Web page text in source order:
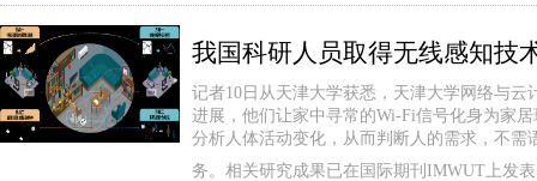
我国科研人员取得无线感知技
记者10日从天津大学获悉，天津大学网络与
进展，他们让家中寻常的Wi-Fi信号化身为家
分析人体活动变化，从而判断人的需求，不需
务。相关研究成果已在国际期刊IMWUT上发